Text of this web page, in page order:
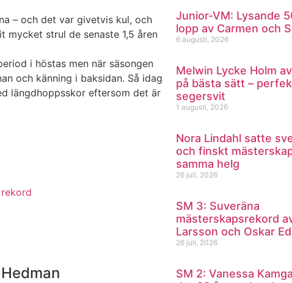
– och det var givetvis kul, och
strul de senaste 1,5 åren
i höstas men när säsongen
och känning i baksidan. Så idag
längdhoppsskor eftersom det är
Junior-VM: Lysande
lopp av Carmen och
6 augusti, 2026
Melwin Lycke Holm
på bästa sätt –
segersvit
1 augusti, 2026
Nora Lindahl satte
och finskt
samma helg
26 juli, 2026
SM 3: Suveräna
mästerskapsrekord
Larsson och Oskar
26 juli, 2026
SM 2: Vanessa